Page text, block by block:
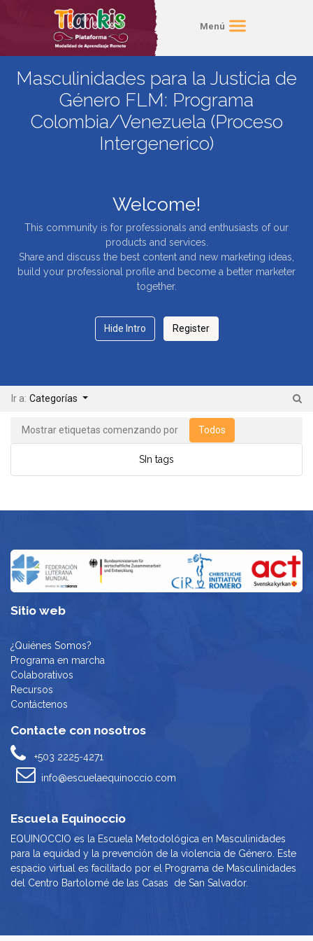
Menú
Masculinidades para la Justicia de
Género FLM: Programa
Colombia/Venezuela (Proceso
Intergenerico)
Welcome!
This community is for professionals and enthusiasts of our
products and services.
Share and discuss the best content and new marketing ideas,
build your professional profile and become a better marketer
together.
Hide Intro Register
Ir a: Categorías
Mostrar etiquetas comenzando por Todos
SIn tags
Sitio web
¿Quiénes Somos?
Programa en marcha
Colaborativos
Recursos
Contáctenos
Contacte con nosotros
+503 2225-4271
info@escuelaequinoccio.com
Escuela Equinoccio
EQUINOCCIO es la Escuela Metodológica en Masculinidades
para la equidad y la prevención de la violencia de Género. Este
espacio virtual es facilitado por el Programa de Masculinidades
del Centro Bartolomé de las Casas de San Salvador.